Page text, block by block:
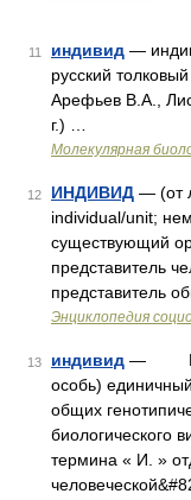
11 индивид —
русский
Арефьев В.А.,
г.) …
Молекулярная
12 ИНДИВИД — (от
individual/unit;
существующий
представитель
представитель
Энциклопедия
13 индивид —
особь)
общих
биологического
термина « И. »